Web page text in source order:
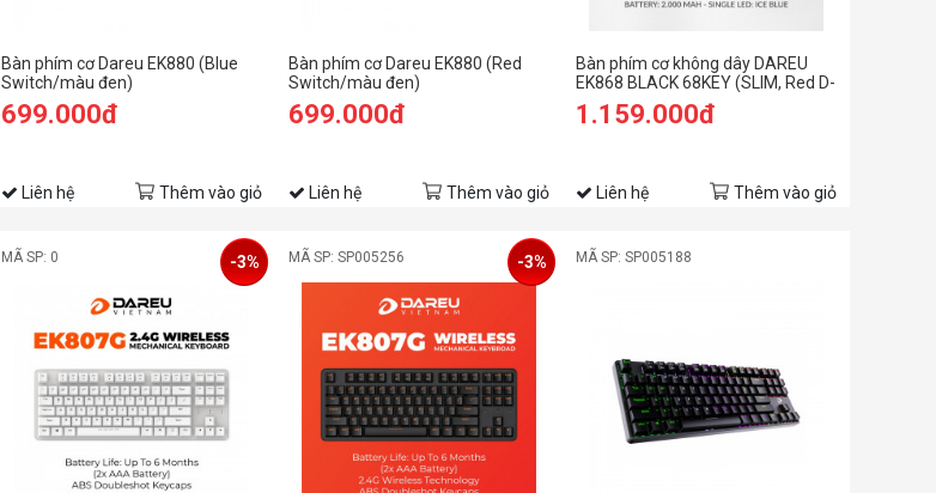
Bàn phím cơ Dareu EK880 (Blue
Switch/màu đen)
699.000đ
Liên hệ Thêm vào giỏ
Bàn phím cơ Dareu EK880 (Red
Switch/màu đen)
699.000đ
Liên hệ Thêm vào giỏ
Bàn phím cơ không dây DAREU
EK868 BLACK 68KEY (SLIM, Red D-
KAILH switch)
1.159.000đ
Liên hệ Thêm vào giỏ
MÃ SP: 0 -3% MÃ SP: SP005256 -3% MÃ SP: SP005188